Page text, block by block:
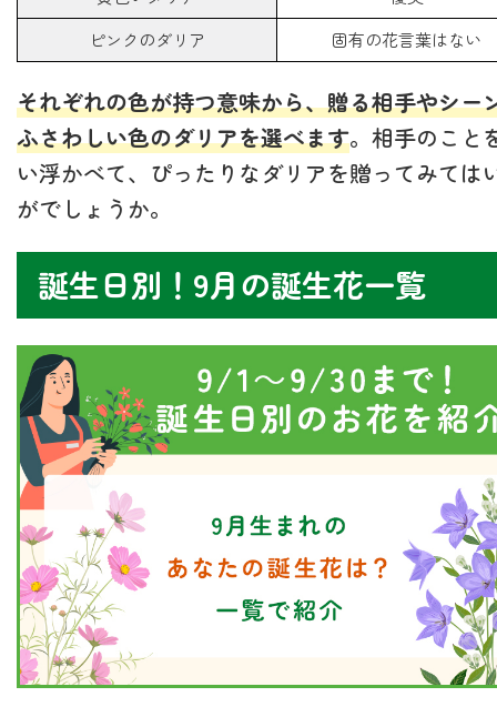
ピンクのダリア
固有の花言葉はない
それぞれの色が持つ意味から、贈る相手やシー
ふさわしい色のダリアを選べます。相手のこと
い浮かべて、ぴったりなダリアを贈ってみては
がでしょうか。
誕生日別！9月の誕生花一覧